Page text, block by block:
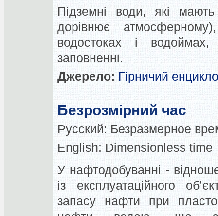
Підземні води, які
дорівнює
водостоках і
заповненні.
Джерело: Гірничий
Безрозмірний час
Русский: Безразмерное
English: Dimensionless time
У нафтодобуванні -
із експлуатаційного
запасу нафти при